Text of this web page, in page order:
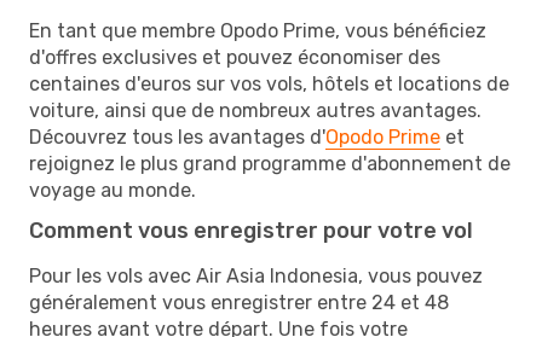
En tant que membre Opodo Prime, vous bénéficiez
d'offres exclusives et pouvez économiser des
centaines d'euros sur vos vols, hôtels et locations de
voiture, ainsi que de nombreux autres avantages.
Découvrez tous les avantages d'Opodo Prime et
rejoignez le plus grand programme d'abonnement de
voyage au monde.
Comment vous enregistrer pour votre vol
Pour les vols avec Air Asia Indonesia, vous pouvez
généralement vous enregistrer entre 24 et 48
heures avant votre départ. Une fois votre